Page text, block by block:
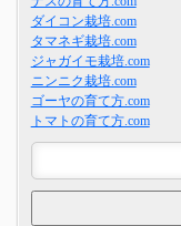
ダイコン栽培.com
タマネギ栽培.com
ジャガイモ栽培.com
ニンニク栽培.com
ゴーヤの育て方.com
トマトの育て方.com